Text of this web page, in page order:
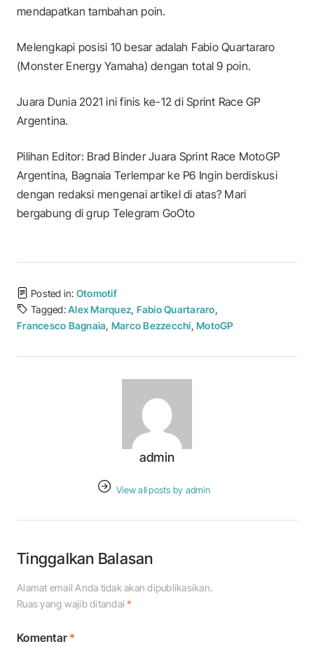
mendapatkan tambahan poin.
Melengkapi posisi 10 besar adalah Fabio Quartararo
(Monster Energy Yamaha) dengan total 9 poin.
Juara Dunia 2021 ini finis ke-12 di Sprint Race GP
Argentina.
Pilihan Editor: Brad Binder Juara Sprint Race MotoGP
Argentina, Bagnaia Terlempar ke P6 Ingin berdiskusi
dengan redaksi mengenai artikel di atas? Mari
bergabung di grup Telegram GoOto
Posted in: Otomotif
Tagged:Alex Marquez, Fabio Quartararo,
Francesco Bagnaia, Marco Bezzecchi, MotoGP
admin
View all posts by admin
Tinggalkan Balasan
Alamat email Anda tidak akan dipublikasikan.
Ruas yang wajib ditandai*
Komentar *